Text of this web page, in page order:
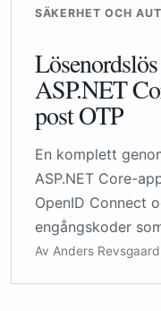
SÄKERHET OCH
ASP.NET
post OTP
En komplett
ASP.NET Core-
OpenID Connect
engångskoder
Av Anders Revsgaard